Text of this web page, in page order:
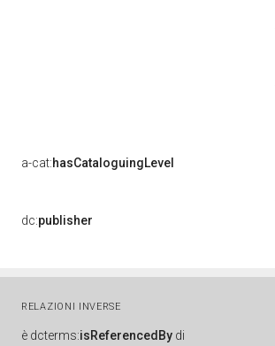
a-cat:hasCataloguingLevel
dc:publisher
RELAZIONI INVERSE
è dcterms:isReferencedBy di